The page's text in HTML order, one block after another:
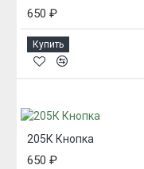
650 ₽
Купить
205К Кнопка
650 ₽